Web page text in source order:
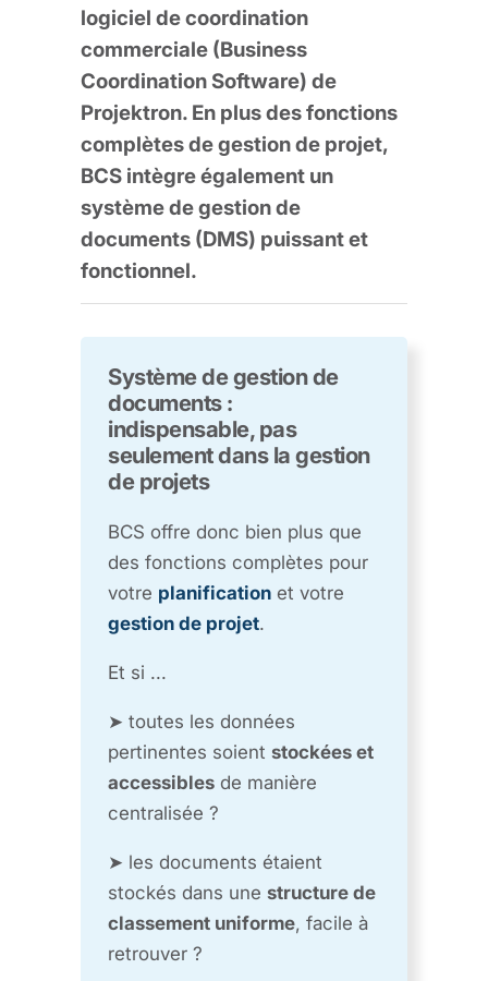
logiciel de coordination
commerciale (Business
Coordination Software) de
Projektron. En plus des fonctions
complètes de gestion de projet,
BCS intègre également un
système de gestion de
documents (DMS) puissant et
fonctionnel.
Système de gestion de
documents :
indispensable, pas
seulement dans la gestion
de projets
BCS offre donc bien plus que
des fonctions complètes pour
votre planification et votre
gestion de projet.
Et si ...
➤ toutes les données
pertinentes soient stockées et
accessibles de manière
centralisée ?
➤ les documents étaient
stockés dans une structure de
classement uniforme, facile à
retrouver ?